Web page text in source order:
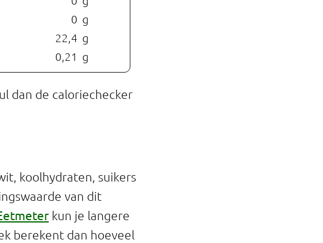
0 g
22,4 g
0,21 g
dan de caloriechecker
koolhydraten, suikers
van dit
kun je langere
berekent dan hoeveel